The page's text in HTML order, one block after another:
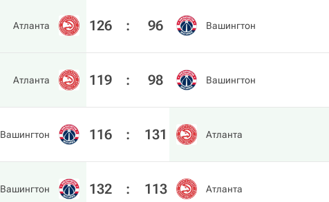
Атланта 126 : 96 Вашингтон
Атланта 119 : 98 Вашингтон
Вашингтон 116 : 131 Атланта
Вашингтон 132 : 113 Атланта